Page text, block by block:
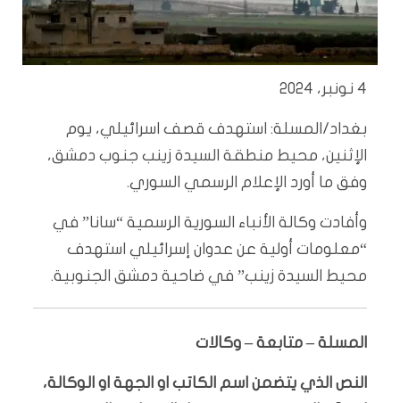
4 نونبر، 2024
بغداد/المسلة: استهدف قصف اسرائيلي، يوم
الإثنين، محيط منطقة السيدة زينب جنوب دمشق،
وفق ما أورد الإعلام الرسمي السوري.
وأفادت وكالة الأنباء السورية الرسمية “سانا” في
“معلومات أولية عن عدوان إسرائيلي استهدف
محيط السيدة زينب” في ضاحية دمشق الجنوبية.
المسلة – متابعة – وكالات
النص الذي يتضمن اسم الكاتب او الجهة او الوكالة،